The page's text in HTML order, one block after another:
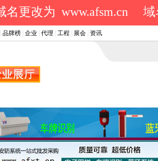
名更改为 www.afsm.cn
品牌榜 企业 代理 工程 展会 资讯